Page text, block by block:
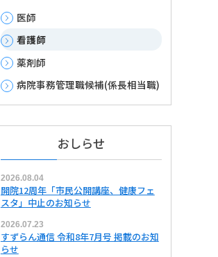
医師
看護師
薬剤師
病院事務管理職候補(係長相当職)
おしらせ
2026.08.04
開院12周年「市民公開講座、健康フェ
スタ」中止のお知らせ
2026.07.23
すずらん通信 令和8年7月号 掲載のお知
らせ